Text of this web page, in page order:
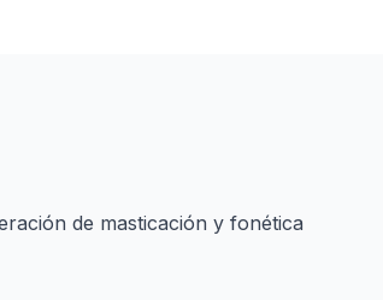
de masticación y fonética